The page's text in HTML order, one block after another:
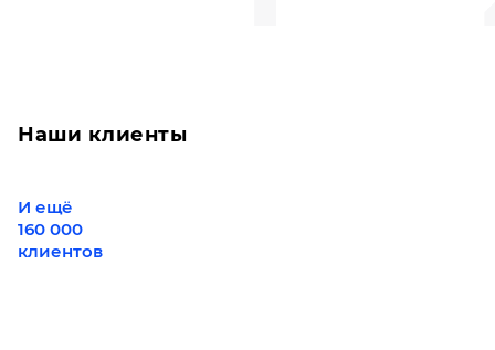
Наши клиенты
И ещё
160 000
клиентов